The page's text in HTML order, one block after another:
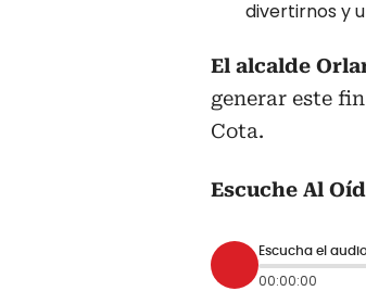
divertirnos y
El alcalde
generar este
Cota.
Escuche Al
Escucha el
00:00:00